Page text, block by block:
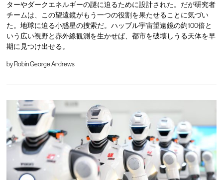
ターやダークエネルギーの謎に迫るために設計された。だが研究者
チームは、この望遠鏡がもう一つの役割を果たせることに気づい
た。地球に迫る小惑星の捜索だ。ハッブル宇宙望遠鏡の約100倍と
いう広い視野と赤外線観測を生かせば、都市を破壊しうる天体を早
期に見つけ出せる。
byRobin George Andrews